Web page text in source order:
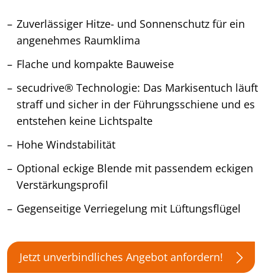
Zuverlässiger Hitze- und Sonnenschutz für ein
angenehmes Raumklima
Flache und kompakte Bauweise
secudrive® Technologie: Das Markisentuch läuft
straff und sicher in der Führungsschiene und es
entstehen keine Lichtspalte
Hohe Windstabilität
Optional eckige Blende mit passendem eckigen
Verstärkungsprofil
Gegenseitige Verriegelung mit Lüftungsflügel
Jetzt unverbindliches Angebot anfordern!